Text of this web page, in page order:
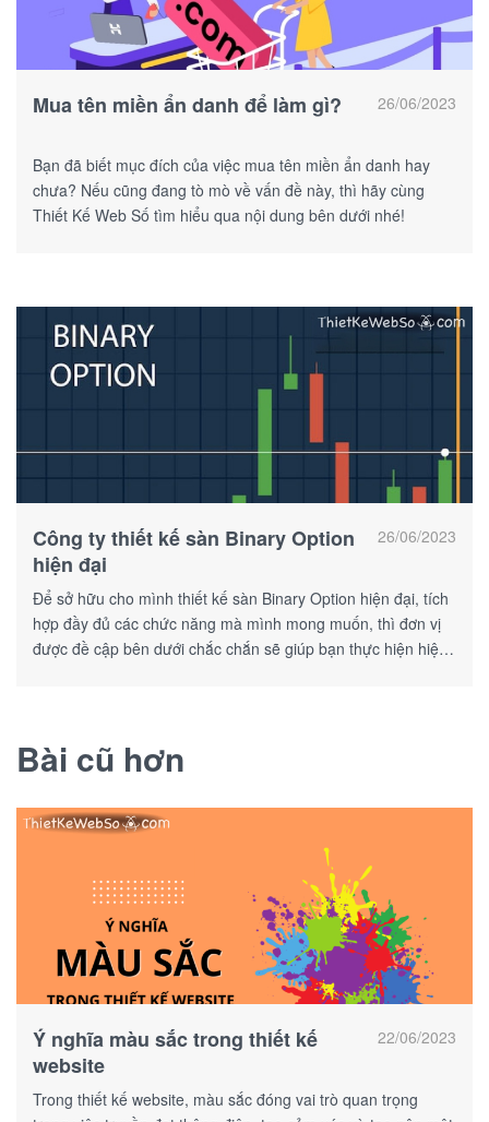
26/06/2023
Mua tên miền ẩn danh để làm gì?
Bạn đã biết mục đích của việc mua tên miền ẩn danh hay
chưa? Nếu cũng đang tò mò về vấn đề này, thì hãy cùng
Thiết Kế Web Số tìm hiểu qua nội dung bên dưới nhé!
26/06/2023
Công ty thiết kế sàn Binary Option
hiện đại
Để sở hữu cho mình thiết kế sàn Binary Option hiện đại, tích
hợp đầy đủ các chức năng mà mình mong muốn, thì đơn vị
được đề cập bên dưới chắc chắn sẽ giúp bạn thực hiện hiệu
Bài cũ hơn
22/06/2023
Ý nghĩa màu sắc trong thiết kế
website
Trong thiết kế website, màu sắc đóng vai trò quan trọng